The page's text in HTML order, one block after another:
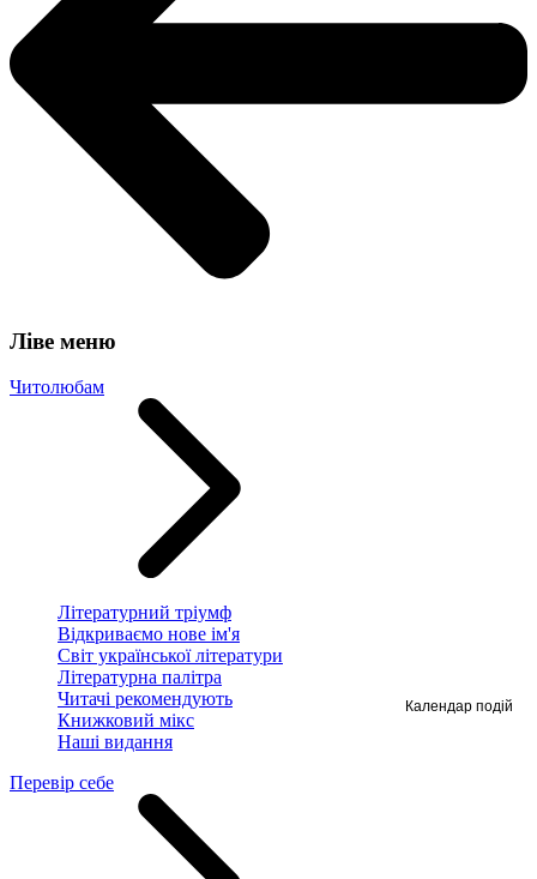
Ліве меню
Читолюбам
Літературний тріумф
Відкриваємо нове ім'я
Світ української літератури
Літературна палітра
Читачі рекомендують
Книжковий мікс
Наші видання
Перевір себе
Календар подій